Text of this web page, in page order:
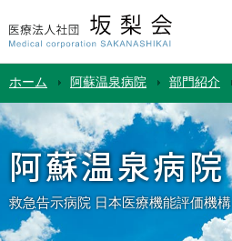
ホーム 阿蘇温泉病院 部門紹介
阿蘇温泉病院
救急告示病院 日本医療機能評価機構